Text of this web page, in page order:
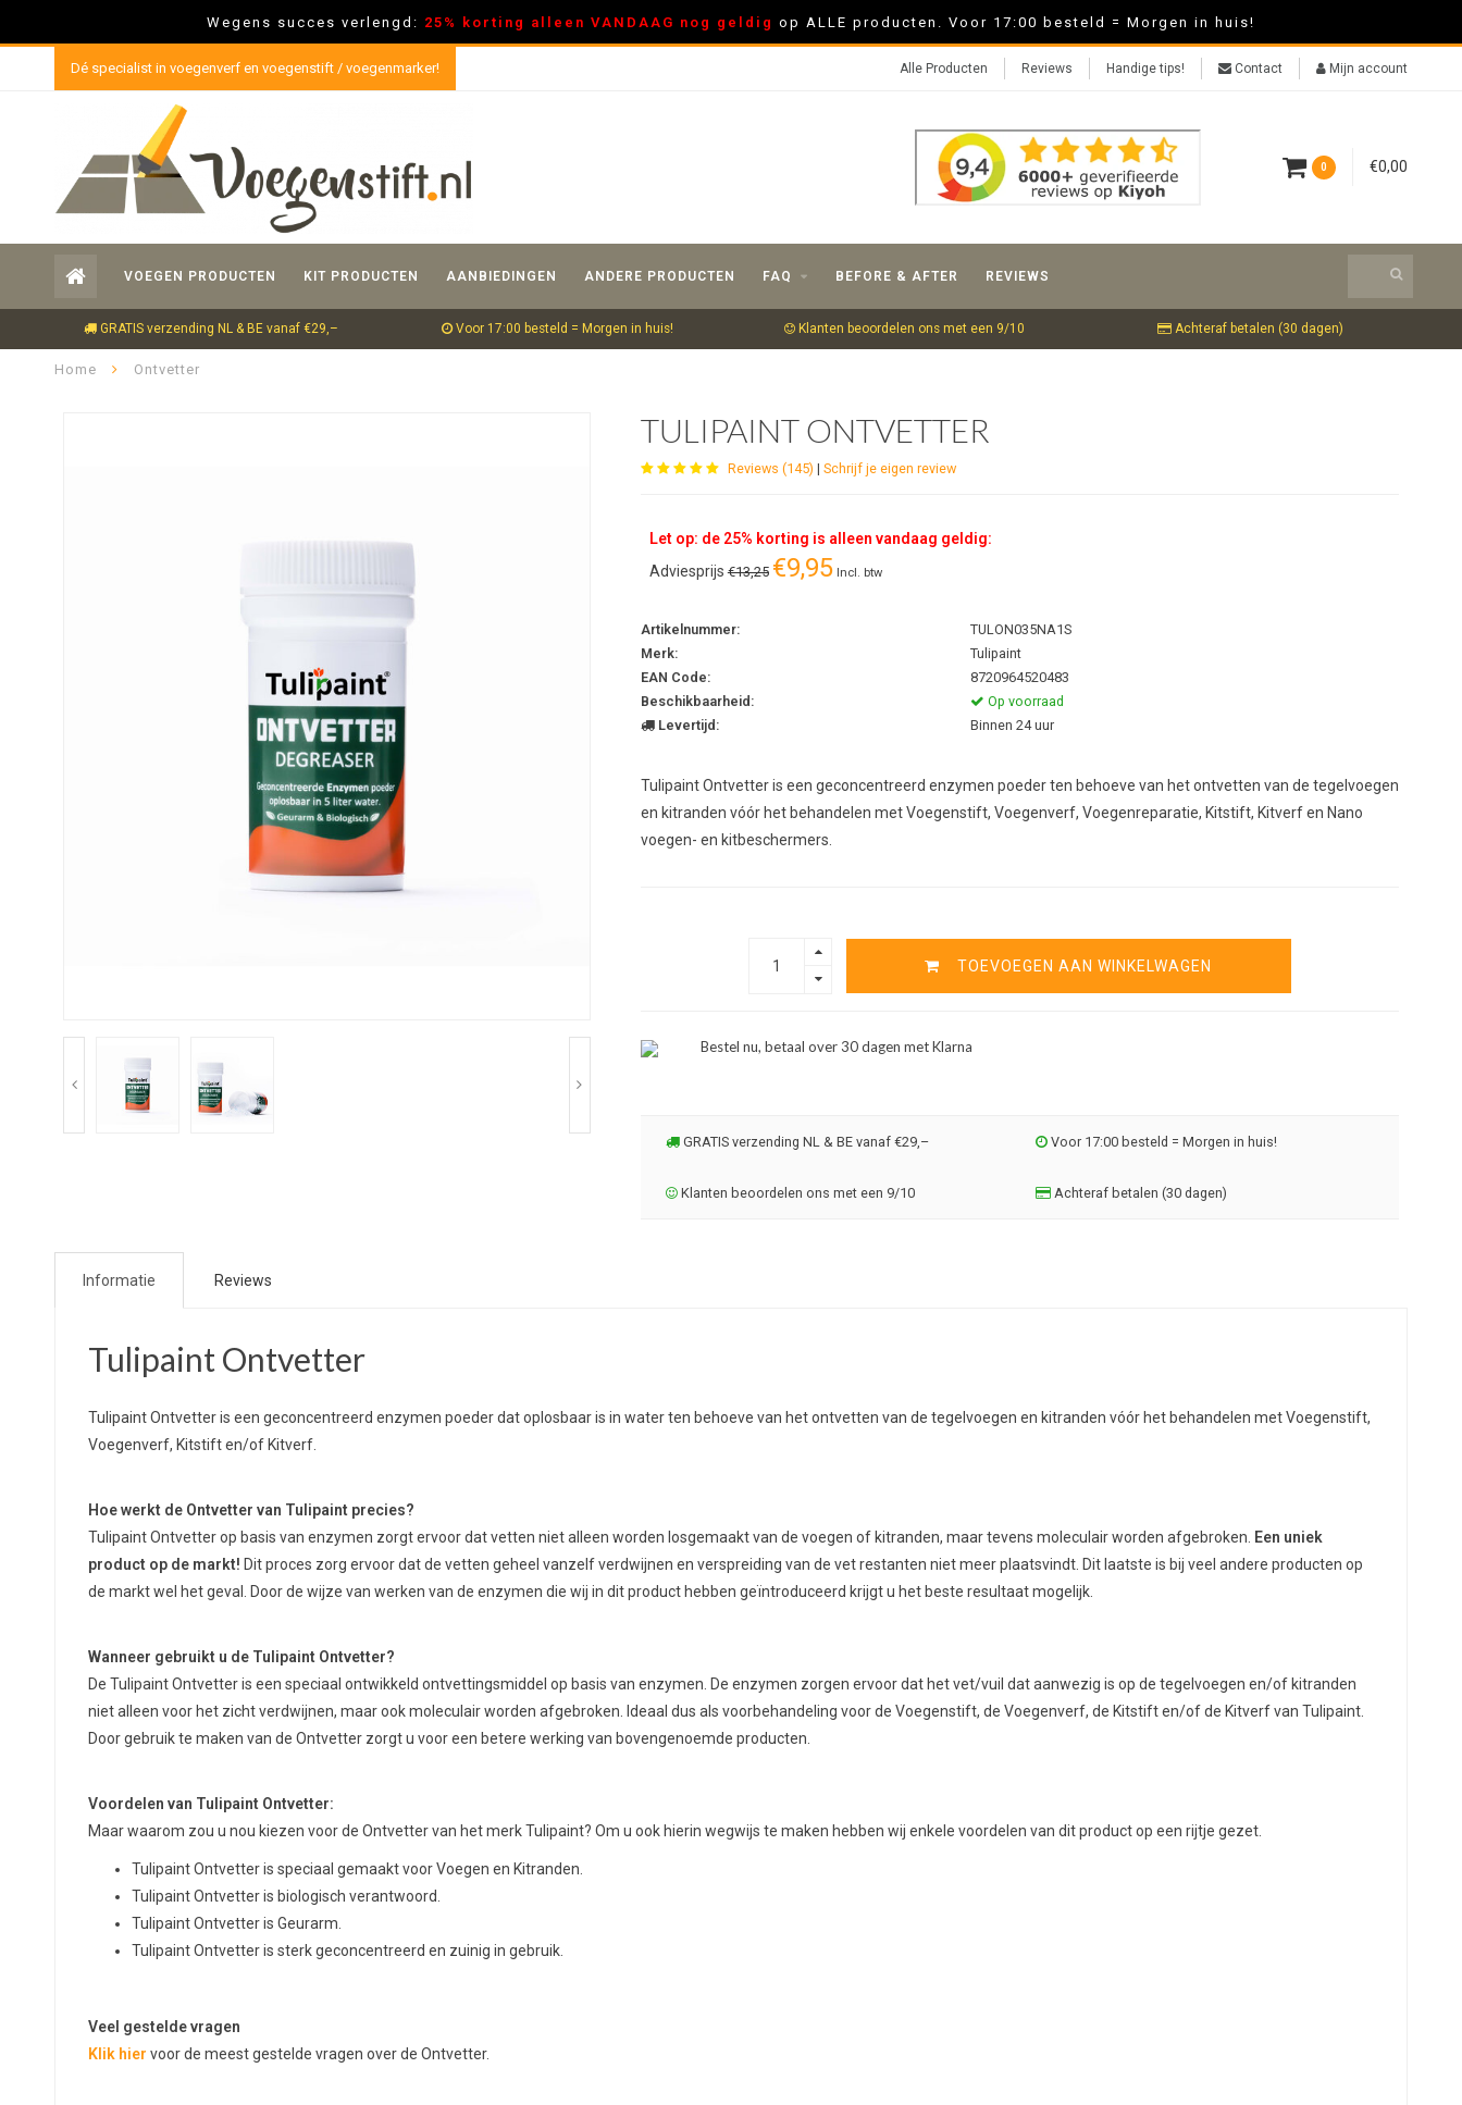
Wegens succes verlengd: 25% korting alleen VANDAAG nog geldig op ALLE producten. Voor 17:00 besteld = Morgen in huis!
Dé specialist in voegenverf en voegenstift / voegenmarker! Alle Producten Reviews Handige tips! Contact Mijn account
0 €0,00
VOEGEN PRODUCTEN KIT PRODUCTEN AANBIEDINGEN ANDERE PRODUCTEN FAQ BEFORE & AFTER REVIEWS
GRATIS verzending NL & BE vanaf €29,– Voor 17:00 besteld = Morgen in huis! Klanten beoordelen ons met een 9/10 Achteraf betalen (30 dagen)
Home Ontvetter
TULIPAINT ONTVETTER
Reviews (145) | Schrijf je eigen review
Let op: de 25% korting is alleen vandaag geldig:
Adviesprijs€13,25 €9,95 Incl. btw
Artikelnummer:
TULON035NA1S
Merk:
Tulipaint
EAN Code:
8720964520483
Beschikbaarheid:
Op voorraad
Levertijd:
Binnen 24 uur
Tulipaint Ontvetter is een geconcentreerd enzymen poeder ten behoeve van het ontvetten van de tegelvoegen
en kitranden vóór het behandelen met Voegenstift, Voegenverf, Voegenreparatie, Kitstift, Kitverf en Nano
voegen- en kitbeschermers.
TOEVOEGEN AAN WINKELWAGEN
Bestel nu, betaal over 30 dagen met Klarna
GRATIS verzending NL & BE vanaf €29,– Voor 17:00 besteld = Morgen in huis!
Klanten beoordelen ons met een 9/10 Achteraf betalen (30 dagen)
Informatie Reviews
Tulipaint Ontvetter
Tulipaint Ontvetter is een geconcentreerd enzymen poeder dat oplosbaar is in water ten behoeve van het ontvetten van de tegelvoegen en kitranden vóór het behandelen met Voegenstift,
Voegenverf, Kitstift en/of Kitverf.
Hoe werkt de Ontvetter van Tulipaint precies?
Tulipaint Ontvetter op basis van enzymen zorgt ervoor dat vetten niet alleen worden losgemaakt van de voegen of kitranden, maar tevens moleculair worden afgebroken. Een uniek
product op de markt! Dit proces zorg ervoor dat de vetten geheel vanzelf verdwijnen en verspreiding van de vet restanten niet meer plaatsvindt. Dit laatste is bij veel andere producten op
de markt wel het geval. Door de wijze van werken van de enzymen die wij in dit product hebben geïntroduceerd krijgt u het beste resultaat mogelijk.
Wanneer gebruikt u de Tulipaint Ontvetter?
De Tulipaint Ontvetter is een speciaal ontwikkeld ontvettingsmiddel op basis van enzymen. De enzymen zorgen ervoor dat het vet/vuil dat aanwezig is op de tegelvoegen en/of kitranden
niet alleen voor het zicht verdwijnen, maar ook moleculair worden afgebroken. Ideaal dus als voorbehandeling voor de Voegenstift, de Voegenverf, de Kitstift en/of de Kitverf van Tulipaint.
Door gebruik te maken van de Ontvetter zorgt u voor een betere werking van bovengenoemde producten.
Voordelen van Tulipaint Ontvetter:
Maar waarom zou u nou kiezen voor de Ontvetter van het merk Tulipaint? Om u ook hierin wegwijs te maken hebben wij enkele voordelen van dit product op een rijtje gezet.
Tulipaint Ontvetter is speciaal gemaakt voor Voegen en Kitranden.
Tulipaint Ontvetter is biologisch verantwoord.
Tulipaint Ontvetter is Geurarm.
Tulipaint Ontvetter is sterk geconcentreerd en zuinig in gebruik.
Veel gestelde vragen
Klik hier voor de meest gestelde vragen over de Ontvetter.